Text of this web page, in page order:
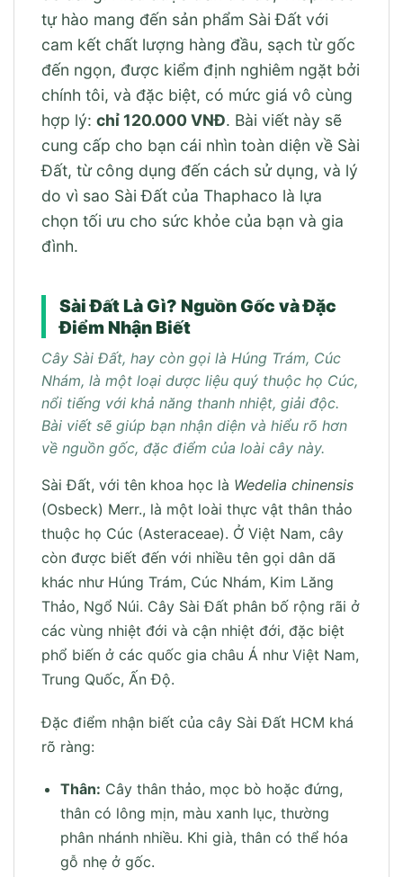
tự hào mang đến sản phẩm Sài Đất với
cam kết chất lượng hàng đầu, sạch từ gốc
đến ngọn, được kiểm định nghiêm ngặt bởi
chính tôi, và đặc biệt, có mức giá vô cùng
hợp lý: chỉ 120.000 VNĐ. Bài viết này sẽ
cung cấp cho bạn cái nhìn toàn diện về Sài
Đất, từ công dụng đến cách sử dụng, và lý
do vì sao Sài Đất của Thaphaco là lựa
chọn tối ưu cho sức khỏe của bạn và gia
đình.
Sài Đất Là Gì? Nguồn Gốc và Đặc
Điểm Nhận Biết
Cây Sài Đất, hay còn gọi là Húng Trám, Cúc
Nhám, là một loại dược liệu quý thuộc họ Cúc,
nổi tiếng với khả năng thanh nhiệt, giải độc.
Bài viết sẽ giúp bạn nhận diện và hiểu rõ hơn
về nguồn gốc, đặc điểm của loài cây này.
Sài Đất, với tên khoa học là Wedelia chinensis
(Osbeck) Merr., là một loài thực vật thân thảo
thuộc họ Cúc (Asteraceae). Ở Việt Nam, cây
còn được biết đến với nhiều tên gọi dân dã
khác như Húng Trám, Cúc Nhám, Kim Lăng
Thảo, Ngổ Núi. Cây Sài Đất phân bố rộng rãi ở
các vùng nhiệt đới và cận nhiệt đới, đặc biệt
phổ biến ở các quốc gia châu Á như Việt Nam,
Trung Quốc, Ấn Độ.
Đặc điểm nhận biết của cây Sài Đất HCM khá
rõ ràng:
Thân: Cây thân thảo, mọc bò hoặc đứng,
thân có lông mịn, màu xanh lục, thường
phân nhánh nhiều. Khi già, thân có thể hóa
gỗ nhẹ ở gốc.